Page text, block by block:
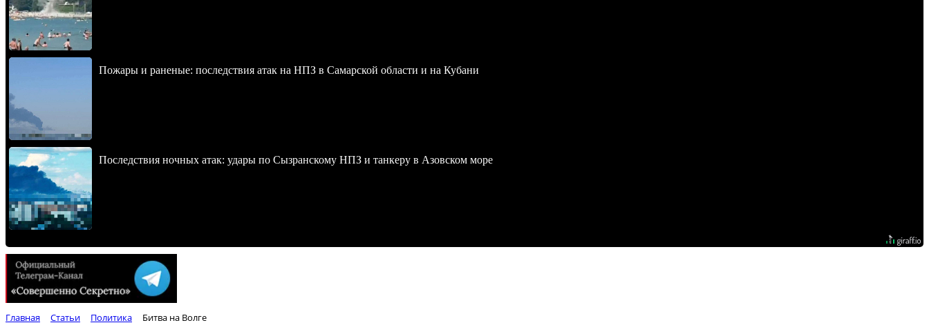
Пожары и раненые: последствия атак на НПЗ в Самарской области и на Кубани
Последствия ночных атак: удары по Сызранскому НПЗ и танкеру в Азовском море
Главная Статьи Политика Битва на Волге